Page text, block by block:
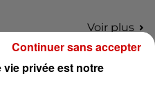
Voir plus
places pour le
Gourmand 2026
privée est notre
Continuer sans accepter